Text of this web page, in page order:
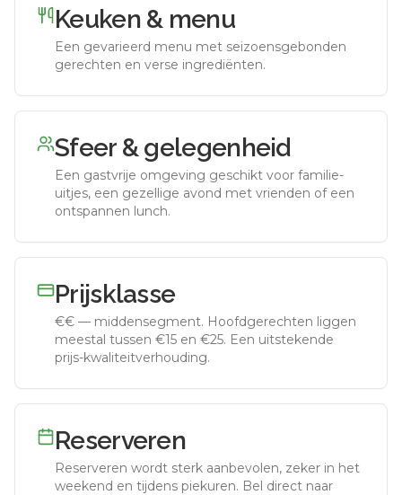
Keuken & menu
Een gevarieerd menu met seizoensgebonden
gerechten en verse ingrediënten.
Sfeer & gelegenheid
Een gastvrije omgeving geschikt voor familie-
uitjes, een gezellige avond met vrienden of een
ontspannen lunch.
Prijsklasse
€€ — middensegment. Hoofdgerechten liggen
meestal tussen €15 en €25. Een uitstekende
prijs-kwaliteitverhouding.
Reserveren
Reserveren wordt sterk aanbevolen, zeker in het
weekend en tijdens piekuren. Bel direct naar